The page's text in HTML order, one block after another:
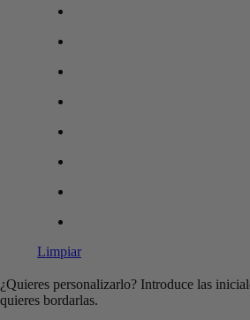
Limpiar
¿Quieres personalizarlo? Introduce las
quieres bordarlas.